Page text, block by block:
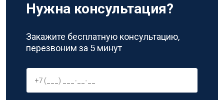
Нужна консультация?
Закажите бесплатную консультацию,
перезвоним за 5 минут